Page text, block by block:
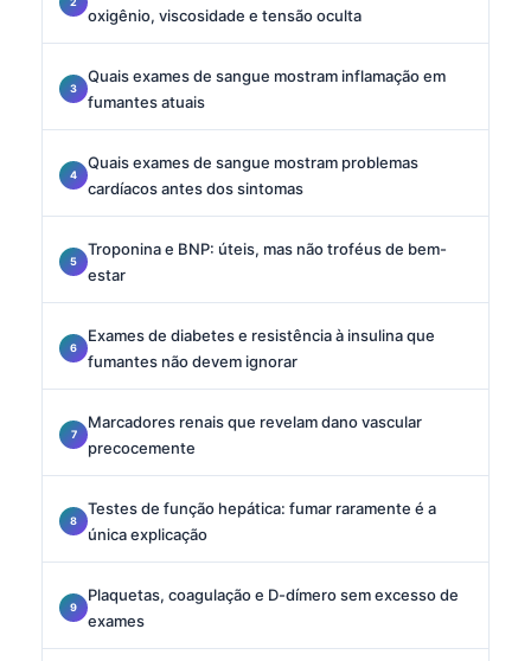
oxigênio, viscosidade e tensão oculta
Quais exames de sangue mostram inflamação em
fumantes atuais
Quais exames de sangue mostram problemas
cardíacos antes dos sintomas
Troponina e BNP: úteis, mas não troféus de bem-
estar
Exames de diabetes e resistência à insulina que
fumantes não devem ignorar
Marcadores renais que revelam dano vascular
precocemente
Testes de função hepática: fumar raramente é a
única explicação
Plaquetas, coagulação e D-dímero sem excesso de
exames